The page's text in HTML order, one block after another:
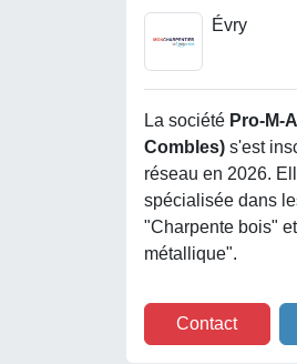
Évry
La société Pro-M-
Combles) s'est
réseau en 2026.
spécialisée dans
"Charpente bois"
métallique".
Contact